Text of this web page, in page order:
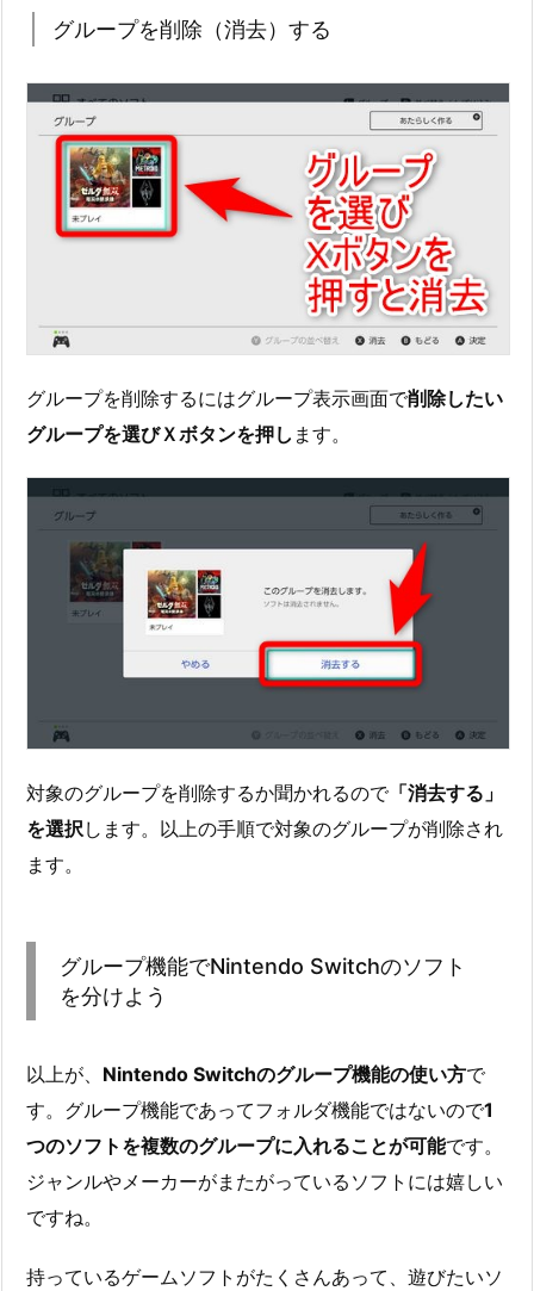
グループを削除（消去）する
グループを削除するにはグループ表示画面で削除したい
グループを選びＸボタンを押し ます。
対象のグループを削除するか聞かれるので「消去する」
を選択 します。以上の手順で対象のグループが削除され
ます。
グループ機能でNintendo Switchのソフト
を分けよう
以上が、 Nintendo Switchのグループ機能の使い方で
す。グループ機能であってフォルダ機能ではないので1
つのソフトを複数のグループに入れることが可能です。
ジャンルやメーカーがまたがっているソフトには嬉しい
ですね。
持っているゲームソフトがたくさんあって、遊びたいソ